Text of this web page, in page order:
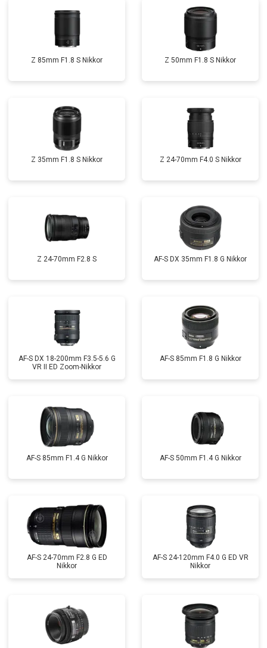
Z 85mm F1.8 S Nikkor Z 50mm F1.8 S Nikkor
Z 35mm F1.8 S Nikkor Z 24-70mm F4.0 S Nikkor
Z 24-70mm F2.8 S AF-S DX 35mm F1.8 G Nikkor
AF-S DX 18-200mm F3.5-5.6 G
VR II ED Zoom-Nikkor
AF-S 85mm F1.8 G Nikkor
AF-S 85mm F1.4 G Nikkor AF-S 50mm F1.4 G Nikkor
AF-S 24-70mm F2.8 G ED
Nikkor
AF-S 24-120mm F4.0 G ED VR
Nikkor